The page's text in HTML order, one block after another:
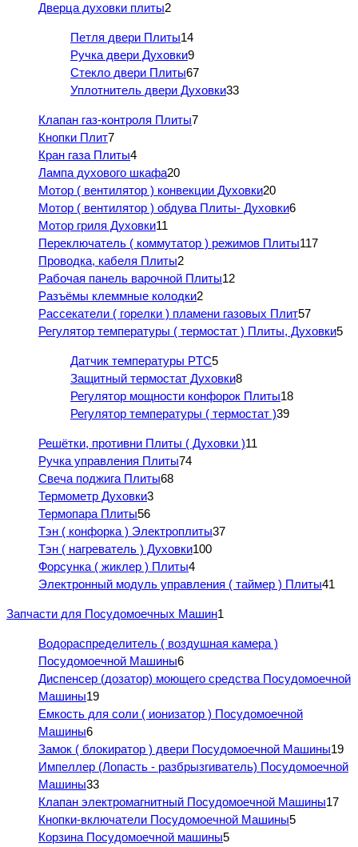
Дверца духовки плиты2
Петля двери Плиты14
Ручка двери Духовки9
Стекло двери Плиты67
Уплотнитель двери Духовки33
Клапан газ-контроля Плиты7
Кнопки Плит7
Кран газа Плиты4
Лампа духового шкафа20
Мотор ( вентилятор ) конвекции Духовки20
Мотор ( вентилятор ) обдува Плиты- Духовки6
Мотор гриля Духовки11
Переключатель ( коммутатор ) режимов Плиты117
Проводка, кабеля Плиты2
Рабочая панель варочной Плиты12
Разъёмы клеммные колодки2
Рассекатели ( горелки ) пламени газовых Плит57
Регулятор температуры ( термостат ) Плиты, Духовки5
Датчик температуры PTC5
Защитный термостат Духовки8
Регулятор мощности конфорок Плиты18
Регулятор температуры ( термостат )39
Решётки, противни Плиты ( Духовки )11
Ручка управления Плиты74
Свеча поджига Плиты68
Термометр Духовки3
Термопара Плиты56
Тэн ( конфорка ) Электроплиты37
Тэн ( нагреватель ) Духовки100
Форсунка ( жиклер ) Плиты4
Электронный модуль управления ( таймер ) Плиты41
Запчасти для Посудомоечных Машин1
Водораспределитель ( воздушная камера )
Посудомоечной Машины6
Диспенсер (дозатор) моющего средства Посудомоечной
Машины19
Емкость для соли ( ионизатор ) Посудомоечной
Машины6
Замок ( блокиратор ) двери Посудомоечной Машины19
Импеллер (Лопасть - разбрызгиватель) Посудомоечной
Машины33
Клапан электромагнитный Посудомоечной Машины17
Кнопки-включатели Посудомоечной Машины5
Корзина Посудомоечной машины5